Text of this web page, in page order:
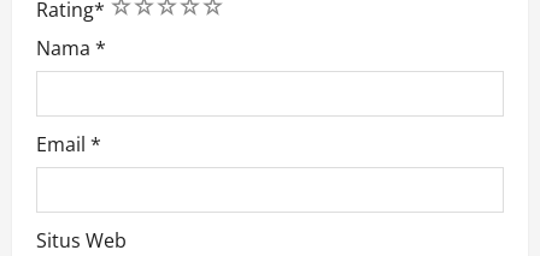
Rating* 5
4
3
2
1
Nama *
Email *
Situs Web